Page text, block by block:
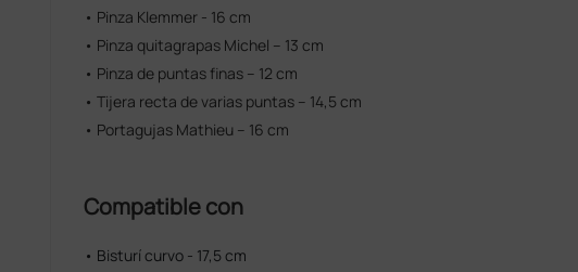
• Pinza Klemmer - 16 cm
• Pinza quitagrapas Michel – 13 cm
• Pinza de puntas finas – 12 cm
• Tijera recta de varias puntas – 14,5 cm
• Portagujas Mathieu – 16 cm
Compatible con
• Bisturí curvo - 17,5 cm